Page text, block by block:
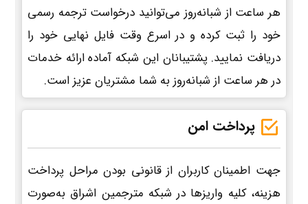
هر ساعت از شبانه‌روز می‌توانید درخواست ترجمه رسمی
خود را ثبت کرده و در اسرع وقت فایل نهایی خود را
دریافت نمایید. پشتیبانان این شبکه آماده ارائه خدمات
در هر ساعت از شبانه‌روز به شما مشتریان عزیز است.
پرداخت امن
جهت اطمینان کاربران از قانونی بودن مراحل پرداخت
هزینه، کلیه واریزها در شبکه مترجمین اشراق به‌صورت